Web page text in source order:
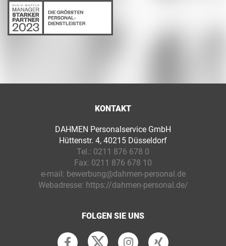
KONTAKT
DAHMEN Personalservice GmbH
Hüttenstr. 4, 40215 Düsseldorf
Tel.: 0211 876 678 0
Fax: 0211 876 678 10
e-mail: bewerbung@dahmen-personal.de
Webadresse: https://dahmen-personal.de/
FOLGEN SIE UNS